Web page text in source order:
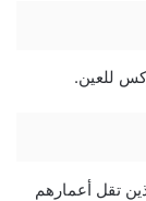
تقل أعمارهم